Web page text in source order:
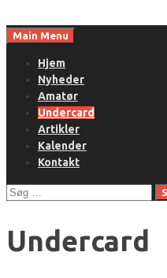
toMain Menu
Hjem
Nyheder
Amatør
Undercard
Artikler
Kalender
Kontakt
Søg
Undercard